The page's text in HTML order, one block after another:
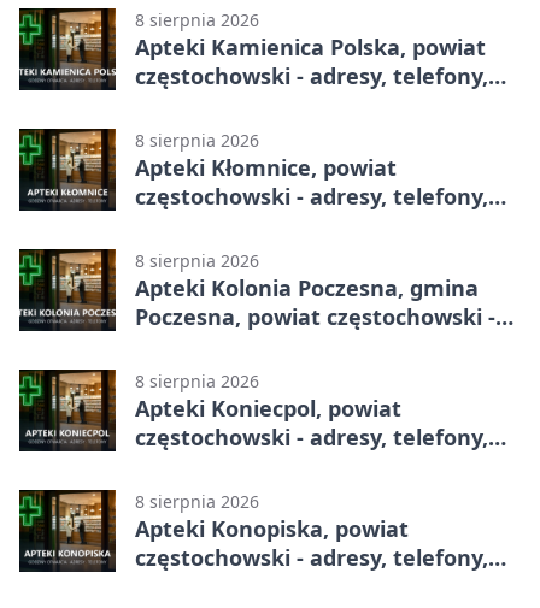
8 sierpnia 2026
Apteki Kamienica Polska, powiat
częstochowski - adresy, telefony,
8 sierpnia 2026
Apteki Kłomnice, powiat
częstochowski - adresy, telefony,
8 sierpnia 2026
Apteki Kolonia Poczesna, gmina
Poczesna, powiat częstochowski -
8 sierpnia 2026
Apteki Koniecpol, powiat
częstochowski - adresy, telefony,
8 sierpnia 2026
Apteki Konopiska, powiat
częstochowski - adresy, telefony,